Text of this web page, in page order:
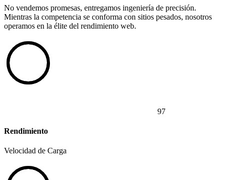
No vendemos promesas, entregamos ingeniería de precisión.
Mientras la competencia se conforma con sitios pesados, nosotros
operamos en la élite del rendimiento web.
97
Rendimiento
Velocidad de Carga